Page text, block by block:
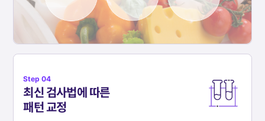
Step 04
최신 검사법에 따른
패턴 교정